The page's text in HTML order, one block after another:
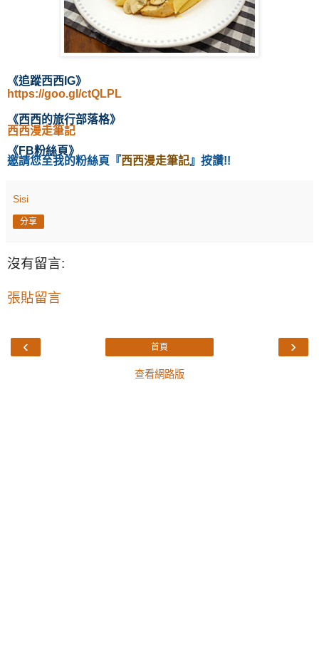
《追蹤西西IG》
https://goo.gl/ctQLPL
《西西的旅行部落格》
西西漫走筆記
《FB粉絲頁》
邀請您至我的粉絲頁
『西西漫走筆記』按讚!!
Sisi
分享
沒有留言:
張貼留言
‹ ›
首頁
查看網路版